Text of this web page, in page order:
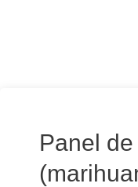
Panel